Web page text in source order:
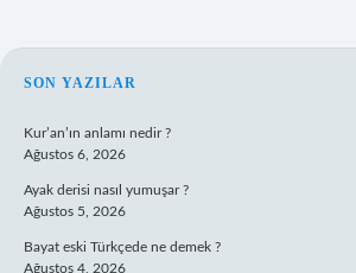
SIDEBAR
SON YAZILAR
Kur’an’ın anlamı nedir ?
Ağustos 6, 2026
Ayak derisi nasıl yumuşar ?
Ağustos 5, 2026
Bayat eski Türkçede ne demek ?
Ağustos 4, 2026